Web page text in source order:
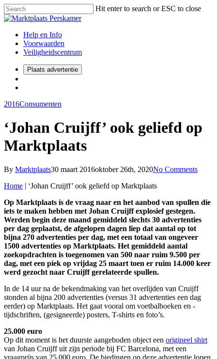
Hit enter to search or ESC to close
Help en Info
Voorwaarden
Veiligheidscentrum
Plaats advertentie
2016Consumenten
‘Johan Cruijff’ ook geliefd op
Marktplaats
By Marktplaats30 maart 2016oktober 26th, 2020No Comments
Home | ‘Johan Cruijff’ ook geliefd op Marktplaats
Op Marktplaats is de vraag naar en het aanbod van spullen die
iets te maken hebben met Johan Cruijff explosief gestegen.
Werden begin deze maand gemiddeld slechts 30 advertenties
per dag geplaatst, de afgelopen dagen liep dat aantal op tot
bijna 270 advertenties per dag, met een totaal van ongeveer
1500 advertenties op Marktplaats. Het gemiddeld aantal
zoekopdrachten is toegenomen van 500 naar ruim 9.500 per
dag, met een piek op vrijdag 25 maart toen er ruim 14.000 keer
werd gezocht naar Cruijff gerelateerde spullen.
In de 14 uur na de bekendmaking van het overlijden van Cruijff
stonden al bijna 200 advertenties (versus 31 advertenties een dag
eerder) op Marktplaats. Het gaat vooral om voetbalboeken en -
tijdschriften, (gesigneerde) posters, T-shirts en foto’s.
25.000 euro
Op dit moment is het duurste aangeboden object een origineel shirt
van Johan Cruijff uit zijn periode bij FC Barcelona, met een
vraagprijs van 25.000 euro. De biedingen op deze advertentie lopen